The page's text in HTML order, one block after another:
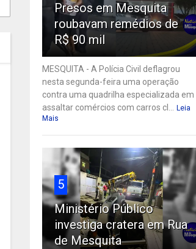
Presos em Mesquita
roubavam remédios de
R$ 90 mil
MESQUITA - A Polícia Civil deflagrou
nesta segunda-feira uma operação
contra uma quadrilha especializada em
assaltar comércios com carros cl... Leia
Mais
5
Ministério Público
investiga cratera em Rua
de Mesquita